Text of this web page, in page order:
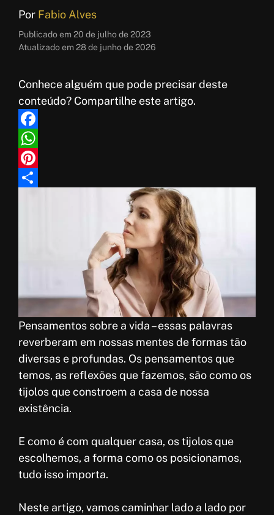
Por Fabio Alves
Publicado em 20 de julho de 2023
Atualizado em 28 de junho de 2026
Conhece alguém que pode precisar deste
conteúdo? Compartilhe este artigo.
F
a
c
W
h
p
P
e
s
Pensamentos sobre a vida – essas palavras
reverberam em nossas mentes de formas tão
diversas e profundas. Os pensamentos que
temos, as reflexões que fazemos, são como os
tijolos que constroem a casa de nossa
existência.
E como é com qualquer casa, os tijolos que
escolhemos, a forma como os posicionamos,
tudo isso importa.
Neste artigo, vamos caminhar lado a lado por